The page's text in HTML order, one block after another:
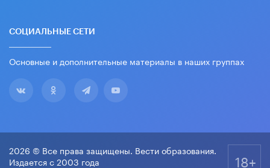
СОЦИАЛЬНЫЕ СЕТИ
Основные и дополнительные материалы в наших группах
2026 © Все права защищены. Вести образования.
Издается с 2003 года
18+